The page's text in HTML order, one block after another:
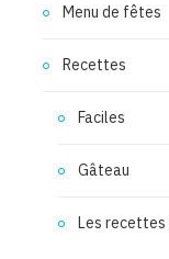
Menu de fêtes
Recettes
Faciles
Gâteau
Les recettes